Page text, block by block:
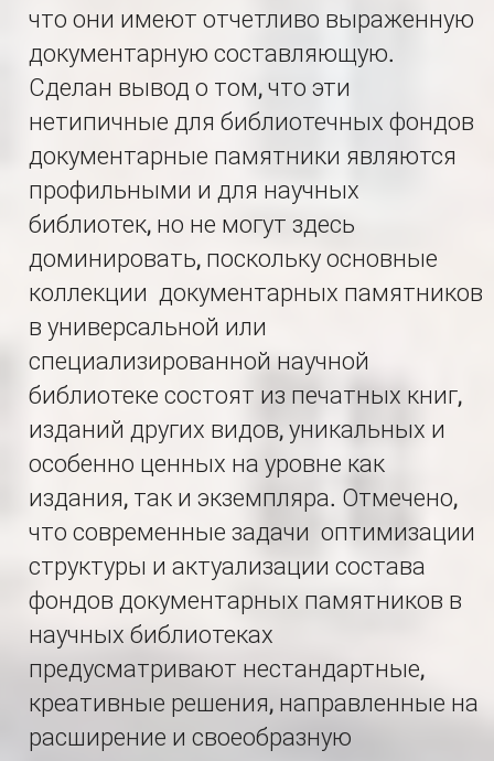
что они имеют отчетливо выраженную
документарную составляющую.
Сделан вывод о том, что эти
нетипичные для библиотечных фондов
документарные памятники являются
профильными и для научных
библиотек, но не могут здесь
доминировать, поскольку основные
коллекции документарных памятников
в универсальной или
специализированной научной
библиотеке состоят из печатных книг,
изданий других видов, уникальных и
особенно ценных на уровне как
издания, так и экземпляра. Отмечено,
что современные задачи оптимизации
структуры и актуализации состава
фондов документарных памятников в
научных библиотеках
предусматривают нестандартные,
креативные решения, направленные на
расширение и своеобразную